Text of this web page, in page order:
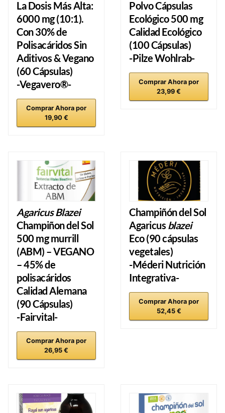
La Dosis Más Alta:
6000 mg (10:1).
Con 30% de
Polisacáridos Sin
Aditivos & Vegano
(60 Cápsulas)
-Vegavero®-
Comprar Ahora por
19,90 €
Polvo Cápsulas
Ecológico 500 mg
Calidad Ecológico
(100 Cápsulas)
-Pilze Wohlrab-
Comprar Ahora por
23,99 €
Agaricus Blazei
Champiñon del Sol
500 mg murrill
(ABM) – VEGANO
– 45% de
polisacáridos
Calidad Alemana
(90 Cápsulas)
-Fairvital-
Comprar Ahora por
26,95 €
Champiñón del Sol
Agaricus blazei
Eco(90 cápsulas
vegetales)
-Méderi Nutrición
Integrativa-
Comprar Ahora por
52,45 €